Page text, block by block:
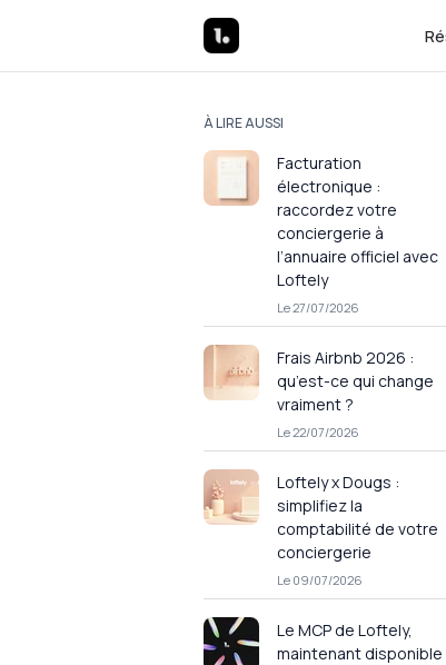
À LIRE AUSSI
Facturation
électronique :
raccordez votre
conciergerie à
l’annuaire officiel avec
Loftely
Le 27/07/2026
Frais Airbnb 2026 :
qu’est-ce qui change
vraiment ?
Le 22/07/2026
Loftely x Dougs :
simplifiez la
comptabilité de votre
conciergerie
Le 09/07/2026
Le MCP de Loftely,
maintenant disponible